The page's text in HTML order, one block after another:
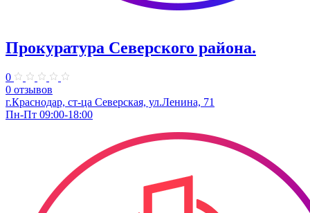
Прокуратура Северского района.
0
0 отзывов
г.Краснодар, ст-ца Северская, ул.Ленина, 71
Пн-Пт 09:00-18:00